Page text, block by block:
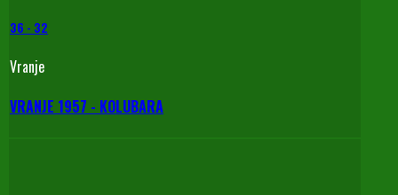
36 - 32
Vranje
VRANJE 1957 - KOLUBARA